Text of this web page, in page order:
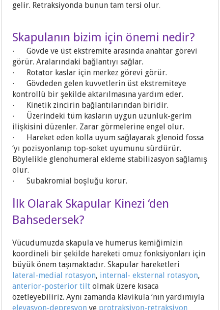
gelir. Retraksiyonda bunun tam tersi olur.
Skapulanın bizim için önemi nedir?
·
Gövde ve üst ekstremite arasında anahtar görevi
görür. Aralarındaki bağlantıyı sağlar.
· Rotator kaslar için merkez görevi görür.
·
Gövdeden gelen kuvvetlerin üst ekstremiteye
kontrollü bir şekilde aktarılmasına yardım eder.
· Kinetik zincirin bağlantılarından biridir.
·
Üzerindeki tüm kasların uygun uzunluk-gerim
ilişkisini düzenler. Zarar görmelerine engel olur.
·
Hareket eden kolla uyum sağlayarak glenoid fossa
‘yı pozisyonlanıp top-soket uyumunu sürdürür.
Böylelikle glenohumeral ekleme stabilizasyon sağlamış
olur.
· Subakromial boşluğu korur.
İlk Olarak Skapular Kinezi ‘den
Bahsedersek?
Vücudumuzda skapula ve humerus kemiğimizin
koordineli bir şekilde hareketi omuz fonksiyonları için
büyük önem taşımaktadır. Skapular hareketleri
lateral-medial rotasyon, internal- eksternal rotasyon,
anterior-posterior tiltolmak üzere kısaca
özetleyebiliriz. Aynı zamanda klavikula ‘nın yardımıyla
elevasyon-depresyonve protraksiyon-retraksiyon